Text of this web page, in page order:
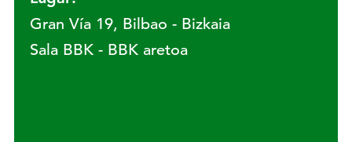
Gran Vía 19, Bilbao - Bizkaia
Sala BBK - BBK aretoa